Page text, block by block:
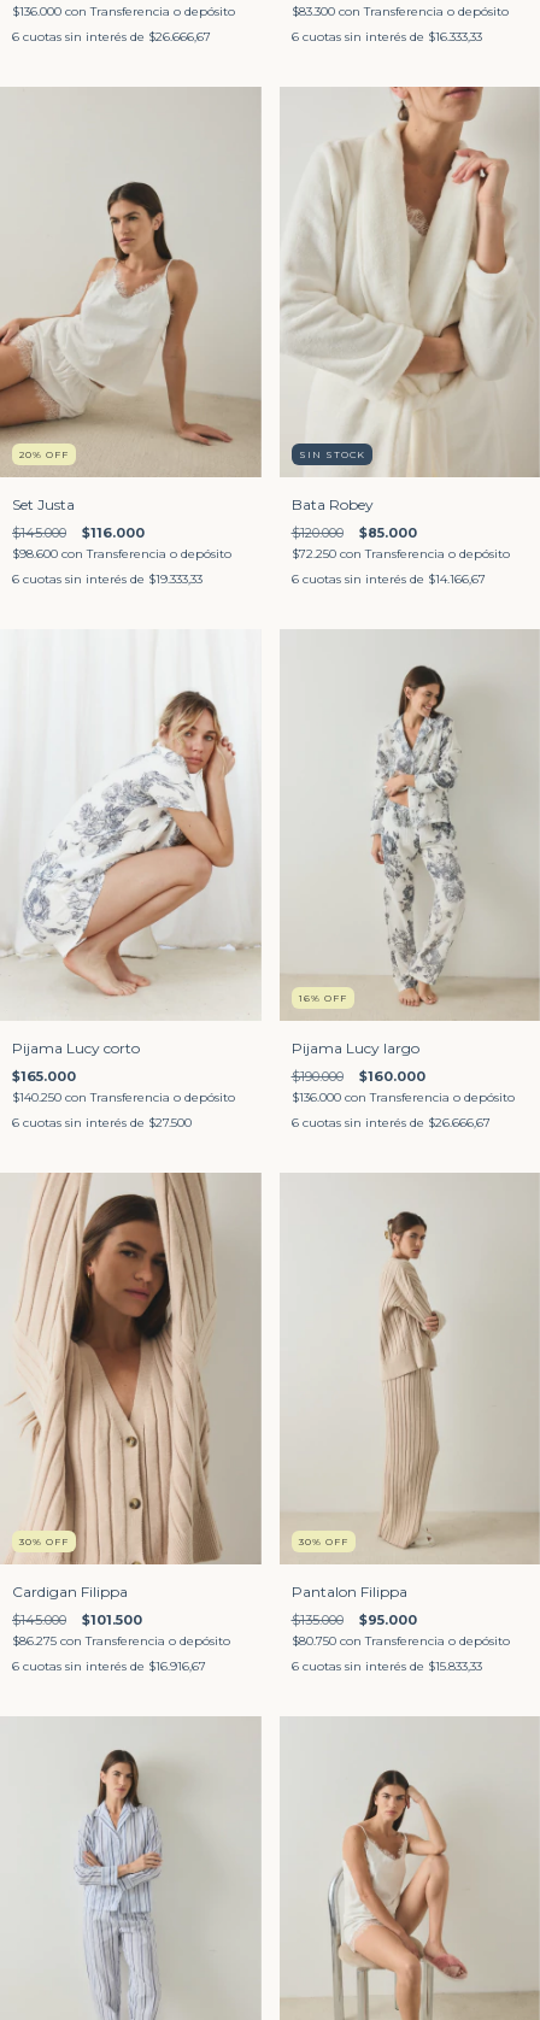
$136.000 con Transferencia o depósito
6 cuotas sin interés de $26.666,67
$83.300 con Transferencia o depósito
6 cuotas sin interés de $16.333,33
20% OFF
Set Justa
$145.000 $116.000
$98.600 con Transferencia o depósito
6 cuotas sin interés de $19.333,33
SIN STOCK
Bata Robey
$120.000 $85.000
$72.250 con Transferencia o depósito
6 cuotas sin interés de $14.166,67
Pijama Lucy corto
$165.000
$140.250 con Transferencia o depósito
6 cuotas sin interés de $27.500
16% OFF
Pijama Lucy largo
$190.000 $160.000
$136.000 con Transferencia o depósito
6 cuotas sin interés de $26.666,67
30% OFF
Cardigan Filippa
$145.000 $101.500
$86.275 con Transferencia o depósito
6 cuotas sin interés de $16.916,67
30% OFF
Pantalon Filippa
$135.000 $95.000
$80.750 con Transferencia o depósito
6 cuotas sin interés de $15.833,33